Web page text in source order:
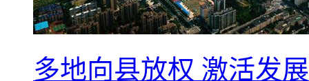
多地向县放权 激活发